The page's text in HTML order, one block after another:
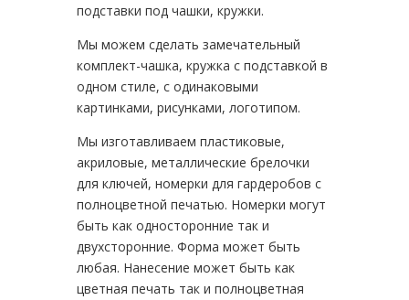
подставки под чашки, кружки.
Мы можем сделать замечательный
комплект-чашка, кружка с подставкой в
одном стиле, с одинаковыми
картинками, рисунками, логотипом.
Мы изготавливаем пластиковые,
акриловые, металлические брелочки
для ключей, номерки для гардеробов с
полноцветной печатью. Номерки могут
быть как односторонние так и
двухсторонние. Форма может быть
любая. Нанесение может быть как
цветная печать так и полноцветная